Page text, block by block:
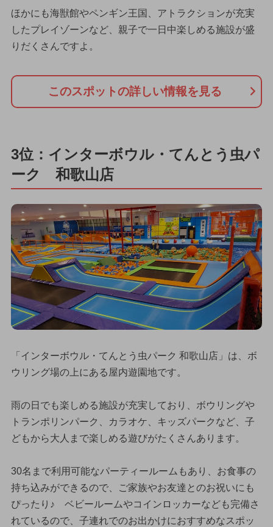
ほかにも海獣館やペンギン王国、アトラクションが充実
したプレイゾーンなど、親子で一日中楽しめる施設が盛
りだくさんですよ。
このスポットの詳しい情報を見る
3位：インターボウル・てんとう虫パ
ーク 和歌山店
「インターボウル・てんとう虫パーク 和歌山店」は、ボ
ウリング場の上にある屋内遊園地です。
雨の日でも楽しめる施設が充実しており、ボウリングや
トランポリンパーク、カラオケ、キッズパークなど、子
どもから大人まで楽しめる遊びがたくさんあります。
30名まで利用可能なパーティールームもあり、お食事の
持ち込みができるので、ご家族やお友達とのお祝いにも
ぴったり♪ ベビールームやコインロッカーなども完備さ
れているので、子連れでのお出かけにおすすめなスポッ